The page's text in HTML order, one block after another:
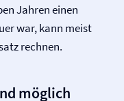
Jahren einen
war, kann meist
rechnen.
möglich